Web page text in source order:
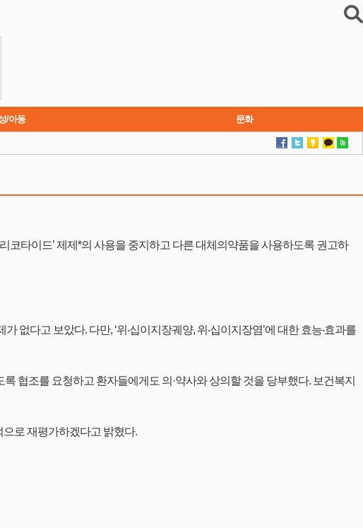
/아동 문화
코타이드’ 제제*의 사용을 중지하고 다른 대체의약품을 사용하도록 권고하
없다고 보았다. 다만, ‘위‧십이지장궤양, 위‧십이지장염’에 대한 효능‧효과를
협조를 요청하고 환자들에게도 의·약사와 상의할 것을 당부했다. 보건복지
로 재평가하겠다고 밝혔다.